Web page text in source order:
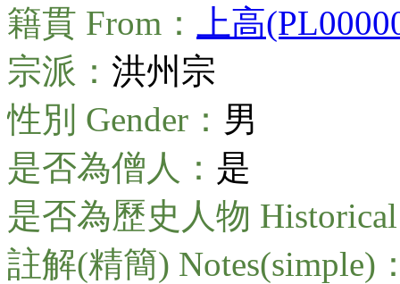
籍貫 From：
上高
宗派： 洪州宗
性別 Gender： 男
是否為僧人： 是
是否為歷史人物 Historical
註解(精簡) Notes(simple)